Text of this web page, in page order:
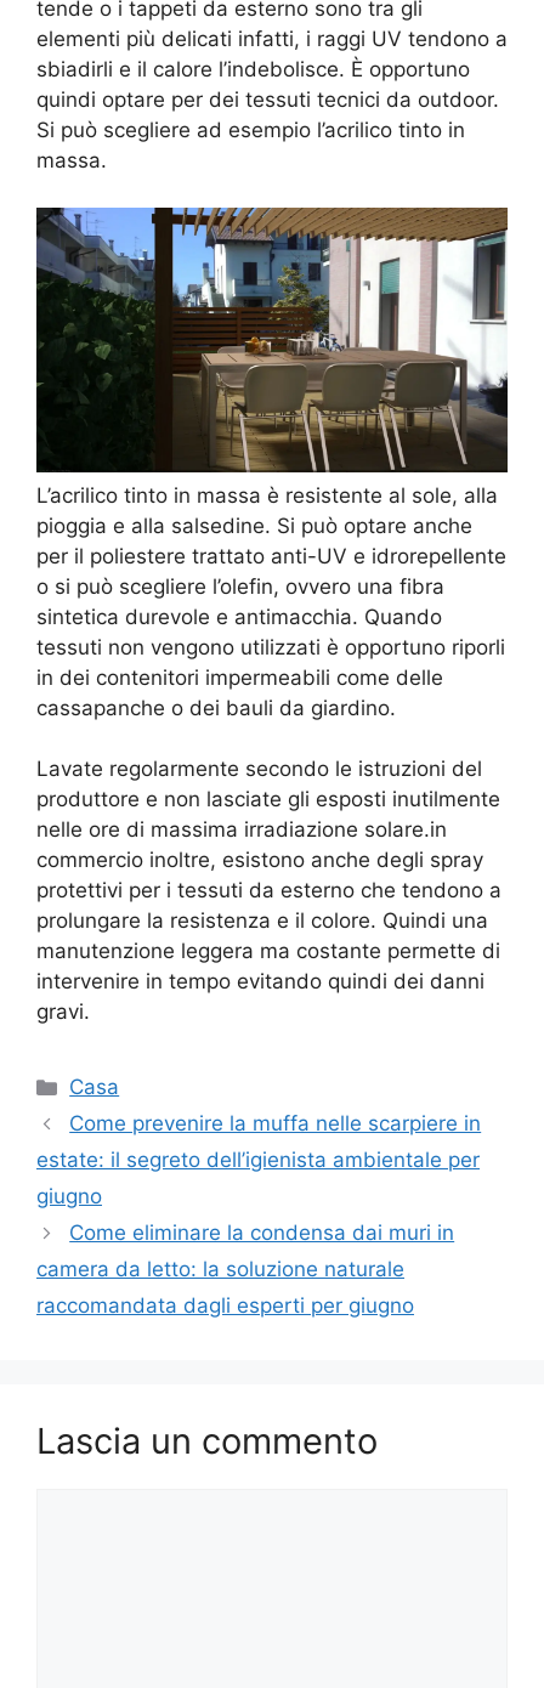
tende o i tappeti da esterno sono tra gli
elementi più delicati infatti, i raggi UV tendono a
sbiadirli e il calore l’indebolisce. È opportuno
quindi optare per dei tessuti tecnici da outdoor.
Si può scegliere ad esempio l’acrilico tinto in
massa.
L’acrilico tinto in massa è resistente al sole, alla
pioggia e alla salsedine. Si può optare anche
per il poliestere trattato anti-UV e idrorepellente
o si può scegliere l’olefin, ovvero una fibra
sintetica durevole e antimacchia. Quando
tessuti non vengono utilizzati è opportuno riporli
in dei contenitori impermeabili come delle
cassapanche o dei bauli da giardino.
Lavate regolarmente secondo le istruzioni del
produttore e non lasciate gli esposti inutilmente
nelle ore di massima irradiazione solare.in
commercio inoltre, esistono anche degli spray
protettivi per i tessuti da esterno che tendono a
prolungare la resistenza e il colore. Quindi una
manutenzione leggera ma costante permette di
intervenire in tempo evitando quindi dei danni
gravi.
Categorie
Casa
Come prevenire la muffa nelle scarpiere in
estate: il segreto dell’igienista ambientale per
giugno
Come eliminare la condensa dai muri in
camera da letto: la soluzione naturale
raccomandata dagli esperti per giugno
Lascia un commento